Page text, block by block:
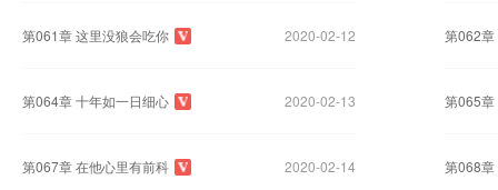
第061章 这里没狼会吃你 2020-02-12 第062章
第064章 十年如一日细心 2020-02-13 第065章
第067章 在他心里有前科 2020-02-14 第068章